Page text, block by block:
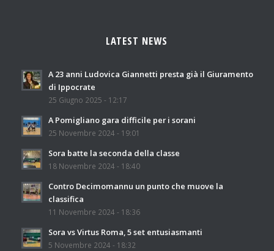
LATEST NEWS
A 23 anni Ludovica Giannetti presta già il Giuramento
di Ippocrate
25 Giugno 2025 - 12:17
A Pomigliano gara difficile per i sorani
25 Novembre 2024 - 19:01
Sora batte la seconda della classe
18 Novembre 2024 - 18:40
Contro Decimomannu un punto che muove la
classifica
11 Novembre 2024 - 18:36
Sora vs Virtus Roma, 5 set entusiasmanti
5 Novembre 2024 - 18:32